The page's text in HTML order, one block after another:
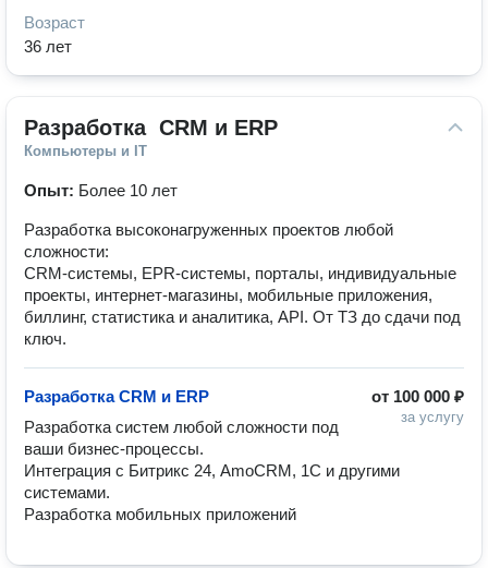
Возраст
36 лет
Разработка  СRM и ERP
Компьютеры и IT
Опыт: Более 10 лет
Разработка высоконагруженных проектов любой
сложности:
CRM-системы, EPR-системы, порталы, индивидуальные
проекты, интернет-магазины, мобильные приложения,
биллинг, статистика и аналитика, API. От ТЗ до сдачи под
ключ.
от 100 000 ₽
за услугу
Разработка CRM и ERP
Разработка систем любой сложности под
ваши бизнес-процессы.
Интеграция с Битрикс 24, AmoCRM, 1C и другими
системами.
Разработка мобильных приложений